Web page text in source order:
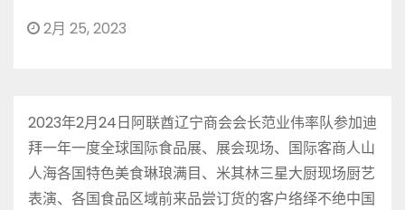
2月 25, 2023
2023年2月24日阿联酋辽宁商会会长范业伟率队参加迪
拜一年一度全球国际食品展、展会现场、国际客商人山
人海各国特色美食琳琅满目、米其林三星大厨现场厨艺
表演、各国食品区域前来品尝订货的客户络绎不绝中国